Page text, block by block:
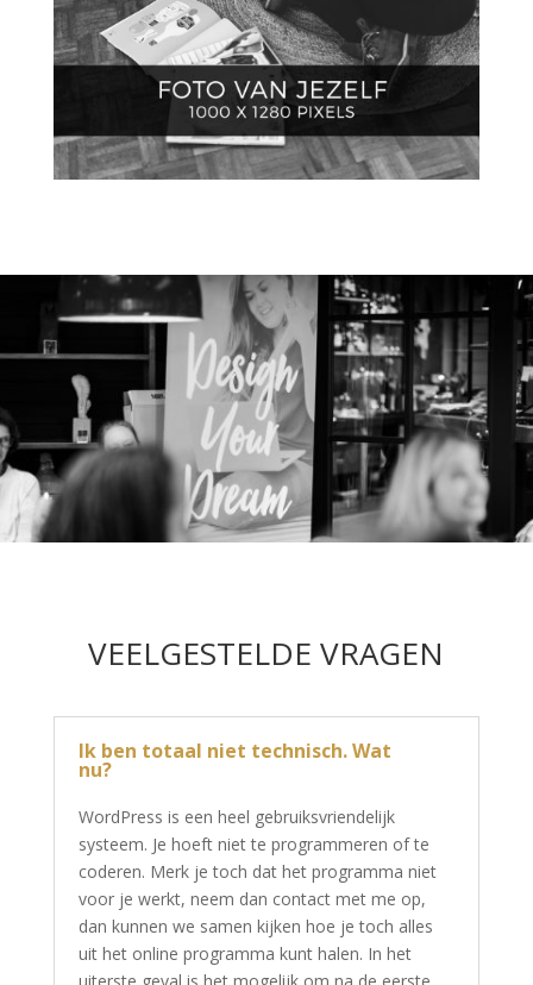
VEELGESTELDE VRAGEN
Ik ben totaal niet technisch. Wat
nu?
WordPress is een heel gebruiksvriendelijk
systeem. Je hoeft niet te programmeren of te
coderen. Merk je toch dat het programma niet
voor je werkt, neem dan contact met me op,
dan kunnen we samen kijken hoe je toch alles
uit het online programma kunt halen. In het